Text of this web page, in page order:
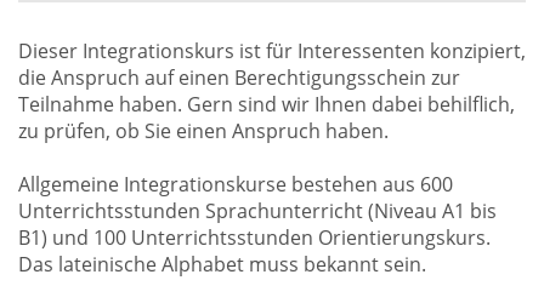
Dieser Integrationskurs ist für Interessenten konzipiert,
die Anspruch auf einen Berechtigungsschein zur
Teilnahme haben. Gern sind wir Ihnen dabei behilflich,
zu prüfen, ob Sie einen Anspruch haben.
Allgemeine Integrationskurse bestehen aus 600
Unterrichtsstunden Sprachunterricht (Niveau A1 bis
B1) und 100 Unterrichtsstunden Orientierungskurs.
Das lateinische Alphabet muss bekannt sein.